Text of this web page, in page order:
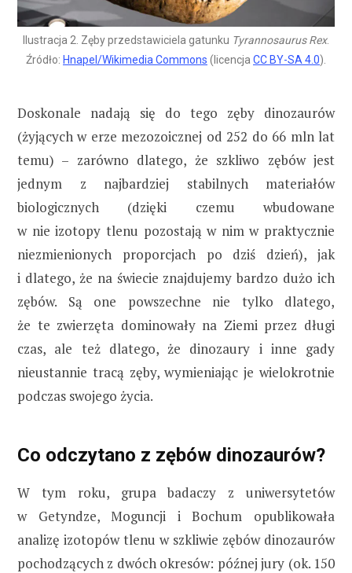
Ilustracja 2. Zęby przedstawiciela gatunku Tyrannosaurus Rex.
Źródło: Hnapel/Wikimedia Commons (licencja CC BY-SA 4.0).
Doskonale nadają się do tego zęby dinozaurów
(żyjących w erze mezozoicznej od 252 do 66 mln lat
temu) – zarówno dlatego, że szkliwo zębów jest
jednym z najbardziej stabilnych materiałów
biologicznych (dzięki czemu wbudowane
w nie izotopy tlenu pozostają w nim w praktycznie
niezmienionych proporcjach po dziś dzień), jak
i dlatego, że na świecie znajdujemy bardzo dużo ich
zębów. Są one powszechne nie tylko dlatego,
że te zwierzęta dominowały na Ziemi przez długi
czas, ale też dlatego, że dinozaury i inne gady
nieustannie tracą zęby, wymieniając je wielokrotnie
podczas swojego życia.
Co odczytano z zębów dinozaurów?
W tym roku, grupa badaczy z uniwersytetów
w Getyndze, Moguncji i Bochum opublikowała
analizę izotopów tlenu w szkliwie zębów dinozaurów
pochodzących z dwóch okresów: późnej jury (ok. 150